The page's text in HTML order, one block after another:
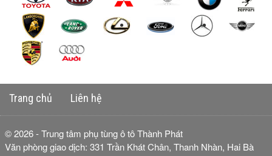
Trang chủ Liên hệ
© 2026 - Trung tâm phụ tùng ô tô Thành Phát
Văn phòng giao dịch: 331 Trần Khát Chân, Thanh Nhàn, Hai Bà